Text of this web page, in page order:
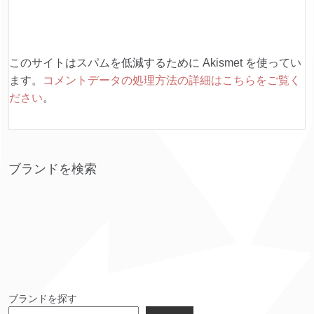
このサイトはスパムを低減するために Akismet を使ってい
ます。
コメントデータの処理方法の詳細はこちらをご覧く
ださい。
ブランドを検索
ブランドを探す